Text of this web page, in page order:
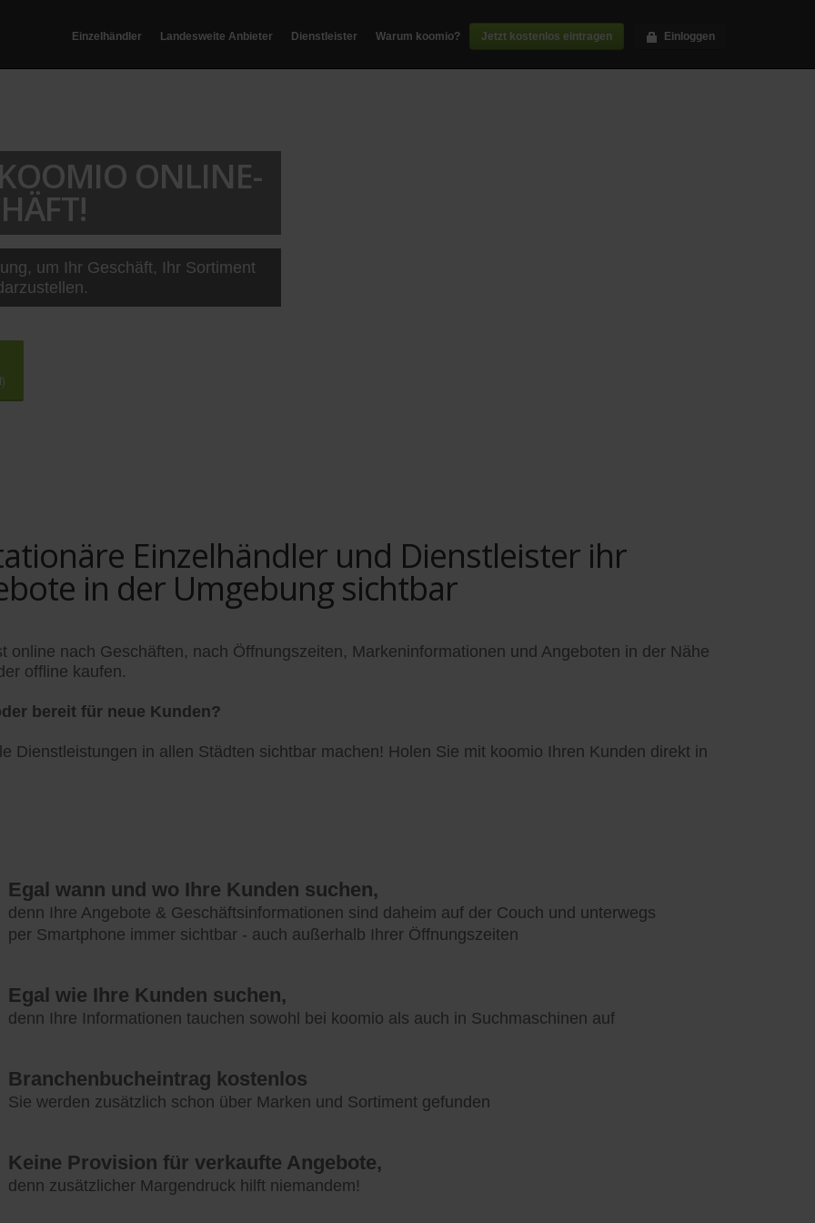
Einzelhändler Landesweite Anbieter Dienstleister Warum koomio? Jetzt kostenlos eintragen Einloggen
ONLINE-
um Ihr Geschäft, Ihr Sortiment
Einzelhändler und Dienstleister ihr
in der Umgebung sichtbar
online nach Geschäften, nach Öffnungszeiten, Markeninformationen und Angeboten in der Nähe
offline kaufen.
bereit für neue Kunden?
Dienstleistungen in allen Städten sichtbar machen! Holen Sie mit koomio Ihren Kunden direkt in
Egal wann und wo Ihre Kunden suchen,
denn Ihre Angebote & Geschäftsinformationen sind daheim auf der Couch und unterwegs
per Smartphone immer sichtbar - auch außerhalb Ihrer Öffnungszeiten
Egal wie Ihre Kunden suchen,
denn Ihre Informationen tauchen sowohl bei koomio als auch in Suchmaschinen auf
Branchenbucheintrag kostenlos
Sie werden zusätzlich schon über Marken und Sortiment gefunden
Keine Provision für verkaufte Angebote,
denn zusätzlicher Margendruck hilft niemandem!